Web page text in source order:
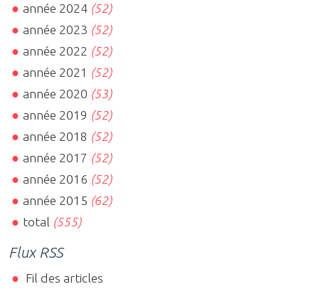
année 2024 (52)
année 2023 (52)
année 2022 (52)
année 2021 (52)
année 2020 (53)
année 2019 (52)
année 2018 (52)
année 2017 (52)
année 2016 (52)
année 2015 (62)
total (555)
Flux RSS
Fil des articles